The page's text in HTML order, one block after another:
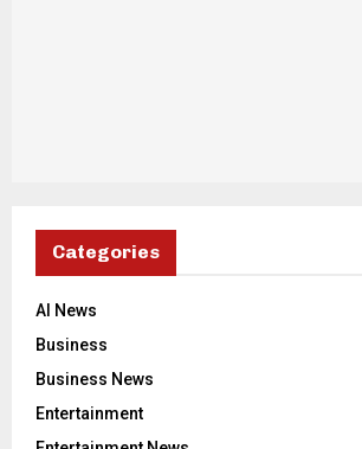
Categories
AI News
Business
Business News
Entertainment